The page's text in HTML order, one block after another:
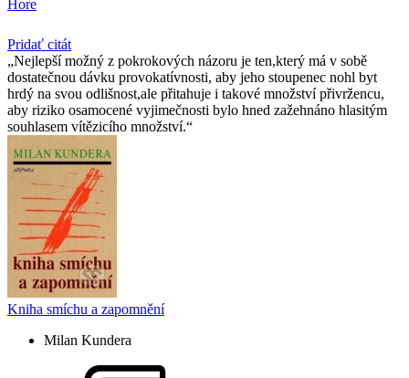
Hore
Pridať citát
Nejlepší možný z pokrokových názoru je ten,který má v sobě
dostatečnou dávku provokatívnosti, aby jeho stoupenec nohl byt
hrdý na svou odlišnost,ale přitahuje i takové množství přivržencu,
aby riziko osamocené vyjimečnosti bylo hned zažehnáno hlasitým
souhlasem vítězicího množství.
Kniha smíchu a zapomnění
Milan Kundera